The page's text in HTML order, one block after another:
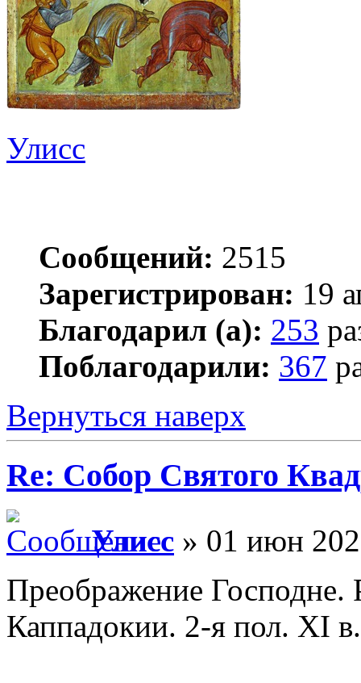
Улисс
Сообщений: 2515
Зарегистрирован: 19
Благодарил (а): 253
Поблагодарили: 367
Вернуться наверх
Re: Собор Святого
Улисс » 01 июн
Преображение Господне.
Каппадокии. 2-я пол. XI